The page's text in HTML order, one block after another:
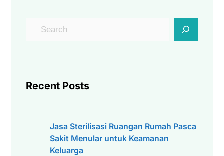
Recent Posts
Jasa Sterilisasi Ruangan Rumah Pasca
Sakit Menular untuk Keamanan
Keluarga